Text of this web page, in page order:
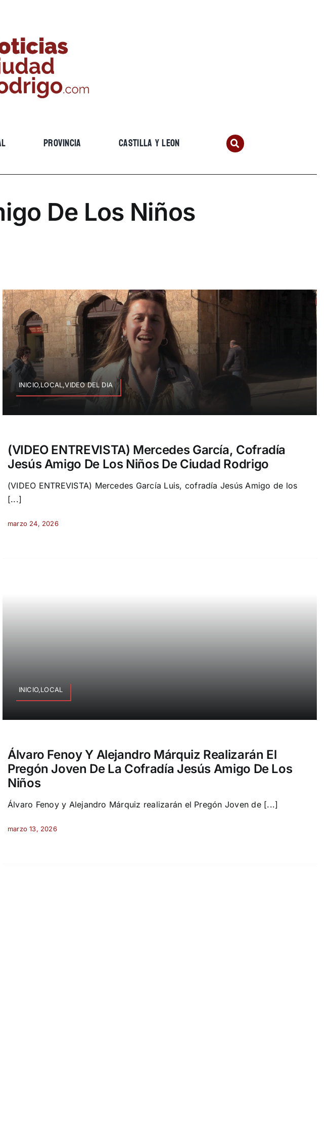
PROVINCIA CASTILLA Y LEON
De Los Niños
INICIO,LOCAL,VIDEO DEL DIA
(VIDEO ENTREVISTA) Mercedes García, Cofradía
Jesús Amigo De Los Niños De Ciudad Rodrigo
(VIDEO ENTREVISTA) Mercedes García Luis, cofradía Jesús Amigo de los
[...]
marzo 24, 2026
INICIO,LOCAL
Álvaro Fenoy Y Alejandro Márquiz Realizarán El
Pregón Joven De La Cofradía Jesús Amigo De Los
Niños
Álvaro Fenoy y Alejandro Márquiz realizarán el Pregón Joven de [...]
marzo 13, 2026